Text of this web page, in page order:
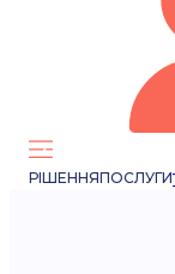
РІШЕННЯПОСЛУГИ